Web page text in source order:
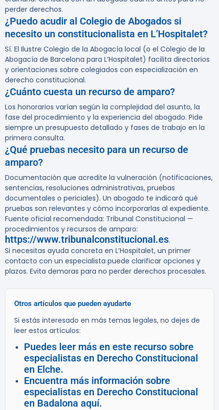
perder derechos.
¿Puedo acudir al Colegio de Abogados si
necesito un constitucionalista en L’Hospitalet?
Sí. El Ilustre Colegio de la Abogacía local (o el Colegio de la
Abogacía de Barcelona para L’Hospitalet) facilita directorios
y orientaciones sobre colegiados con especialización en
derecho constitucional.
¿Cuánto cuesta un recurso de amparo?
Los honorarios varían según la complejidad del asunto, la
fase del procedimiento y la experiencia del abogado. Pide
siempre un presupuesto detallado y fases de trabajo en la
primera consulta.
¿Qué pruebas necesito para un recurso de
amparo?
Documentación que acredite la vulneración (notificaciones,
sentencias, resoluciones administrativas, pruebas
documentales o periciales). Un abogado te indicará qué
pruebas son relevantes y cómo incorporarlas al expediente.
Fuente oficial recomendada: Tribunal Constitucional —
procedimientos y recursos de amparo:
https://www.tribunalconstitucional.es.
Si necesitas ayuda concreta en L’Hospitalet, un primer
contacto con un especialista puede clarificar opciones y
plazos. Evita demoras para no perder derechos procesales.
Otros artículos que pueden ayudarte
Si estás interesado en más temas legales, no dejes de
leer estos artículos:
Puedes leer más en este recurso sobre
especialistas en Derecho Constitucional
en Elche.
Encuentra más información sobre
especialistas en Derecho Constitucional
en Badalona aquí.